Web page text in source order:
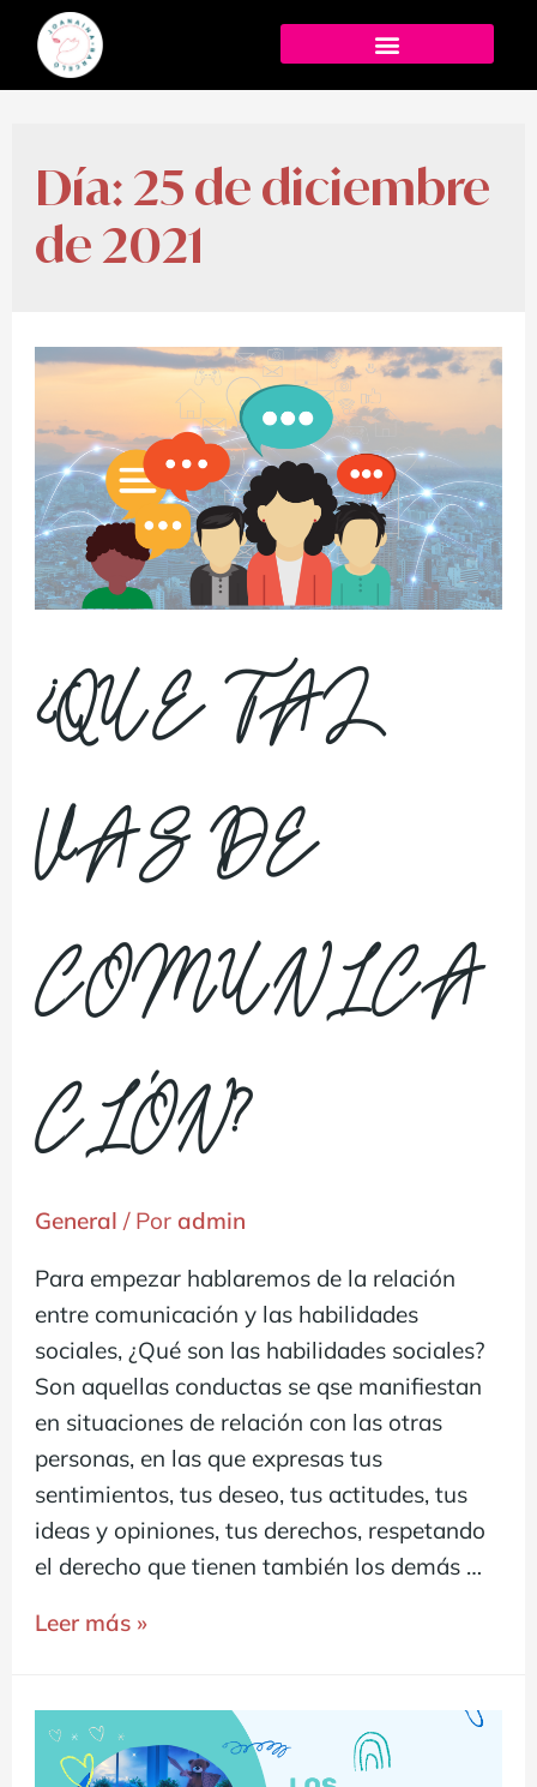
Día: 25 de diciembre
de 2021
¿QUE TAL
VAS DE
COMUNICA
CIÓN?
General / Por admin
Para empezar hablaremos de la relación
entre comunicación y las habilidades
sociales, ¿Qué son las habilidades sociales?
Son aquellas conductas se qse manifiestan
en situaciones de relación con las otras
personas, en las que expresas tus
sentimientos, tus deseo, tus actitudes, tus
ideas y opiniones, tus derechos, respetando
el derecho que tienen también los demás …
Leer más »